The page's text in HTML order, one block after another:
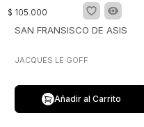
$ 105.000
SAN FRANSISCO DE ASIS
JACQUES LE GOFF
Añadir al Carrito